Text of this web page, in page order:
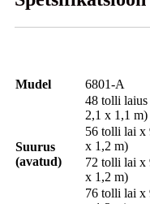
Mudel 6801-A
Suurus
(avatud)
48 tolli
2,1 x 1,1 m)
56 tolli lai x
x 1,2 m)
72 tolli lai x
x 1,2 m)
76 tolli lai x